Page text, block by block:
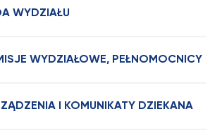
WYDZIAŁU
WYDZIAŁOWE, PEŁNOMOCNICY
I KOMUNIKATY DZIEKANA